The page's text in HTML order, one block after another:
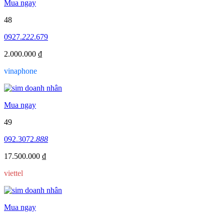
Mua ngay
48
0927.222.679
2.000.000 ₫
vinaphone
Mua ngay
49
092.3072.888
17.500.000 ₫
viettel
Mua ngay